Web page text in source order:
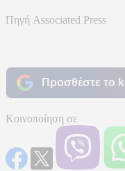
Πηγή Associated Press
Προσθέστε το
Κοινοποίηση σε